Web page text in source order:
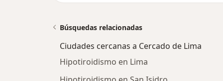
Búsquedas relacionadas
Ciudades cercanas a Cercado de Lima
Hipotiroidismo en Lima